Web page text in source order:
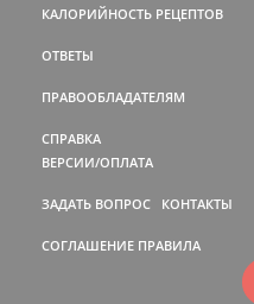
КАЛОРИЙНОСТЬ РЕЦЕПТОВ
ОТВЕТЫ
ПРАВООБЛАДАТЕЛЯМ
СПРАВКА
ВЕРСИИ/ОПЛАТА
ЗАДАТЬ ВОПРОС КОНТАКТЫ
СОГЛАШЕНИЕ ПРАВИЛА